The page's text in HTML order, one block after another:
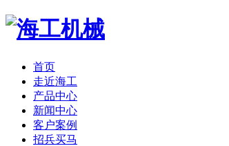
首页
走近海工
产品中心
新闻中心
客户案例
招兵买马